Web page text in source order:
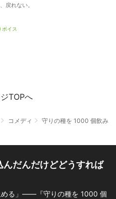
戻れない。
ボイス
TOPへ
コメディ
守りの種を 1000 個飲み
だんだけどどうすれば
める」――『守りの種を 1000 個